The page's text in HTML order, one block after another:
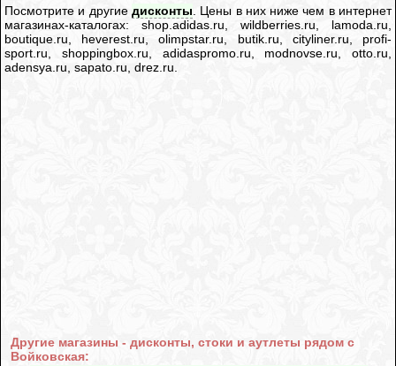
Посмотрите и другие дисконты. Цены в них ниже чем в интернет
магазинах-каталогах: shop.adidas.ru, wildberries.ru, lamoda.ru,
boutique.ru, heverest.ru, olimpstar.ru, butik.ru, cityliner.ru, profi-
sport.ru, shoppingbox.ru, adidaspromo.ru, modnovse.ru, otto.ru,
adensya.ru, sapato.ru, drez.ru.
Другие магазины - дисконты, стоки и аутлеты рядом с
Войковская: